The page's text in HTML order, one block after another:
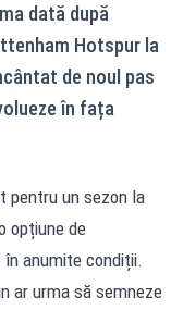
dată după
Hotspur la
de noul pas
în fața
pentru un sezon la
opțiune de
anumite condiții.
ar urma să semneze